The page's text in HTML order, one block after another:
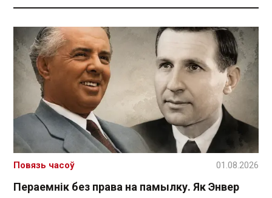
Пераемнік без права на памылку. Як Энвер
Повязь часоў 01.08.2026